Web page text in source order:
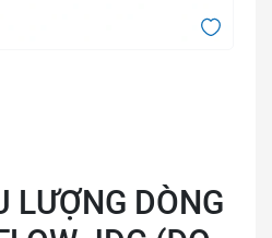
LƯỢNG DÒNG